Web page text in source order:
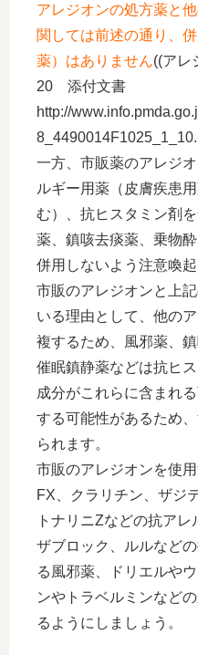
アレジオンの処方薬と
関しては前述の通り、
薬）はありません((アレ
20 添付文書
http://
一方、市販薬のアレジ
ルギー用薬（皮膚疾患
む）、抗ヒスタミン剤
薬、鎮咳去痰薬、乗物
併用しないよう注意喚起
市販のアレジオンと上
いる理由として、他の
複するため、風邪薬、
催眠鎮静薬などは抗ヒ
成分がこれらに含まれ
する可能性があるため
られます。
市販のアレジオンを使
FX、クラリチン、ザジ
トナリニZなどの抗ア
ザブロック、ルルなど
る風邪薬、ドリエルや
ンやトラベルミンなど
るようにしましょう。